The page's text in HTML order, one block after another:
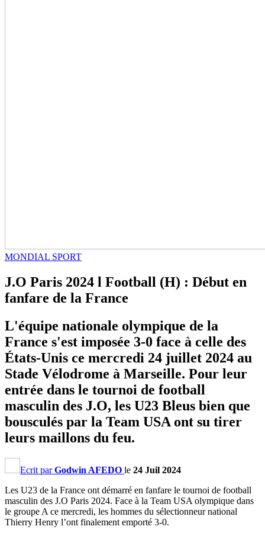
MONDIAL SPORT
J.O Paris 2024 l Football (H) : Début en
fanfare de la France
L'équipe nationale olympique de la
France s'est imposée 3-0 face à celle des
États-Unis ce mercredi 24 juillet 2024 au
Stade Vélodrome à Marseille. Pour leur
entrée dans le tournoi de football
masculin des J.O, les U23 Bleus bien que
bousculés par la Team USA ont su tirer
leurs maillons du feu.
Ecrit parGodwin AFEDO le 24 Juil 2024
Les U23 de la France ont démarré en fanfare le tournoi de football
masculin des J.O Paris 2024. Face à la Team USA olympique dans
le groupe A ce mercredi, les hommes du sélectionneur national
Thierry Henry l’ont finalement emporté 3-0.